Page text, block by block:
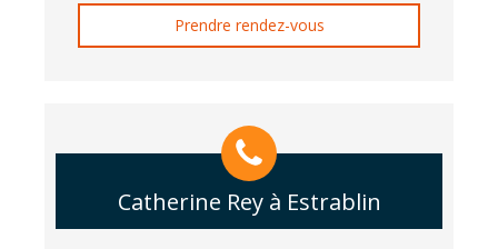
Prendre rendez-vous
Catherine Rey à Estrablin